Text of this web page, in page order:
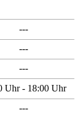
---
---
---
Uhr - 18:00 Uhr
---